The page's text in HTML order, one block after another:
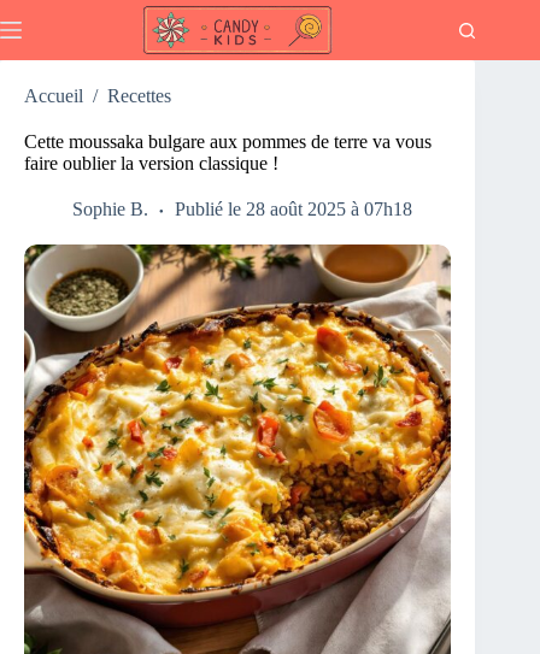
au
Accueil / Recettes
Cette moussaka bulgare aux pommes de terre va vous
faire oublier la version classique !
Sophie B. Publié le 28 août 2025 à 07h18